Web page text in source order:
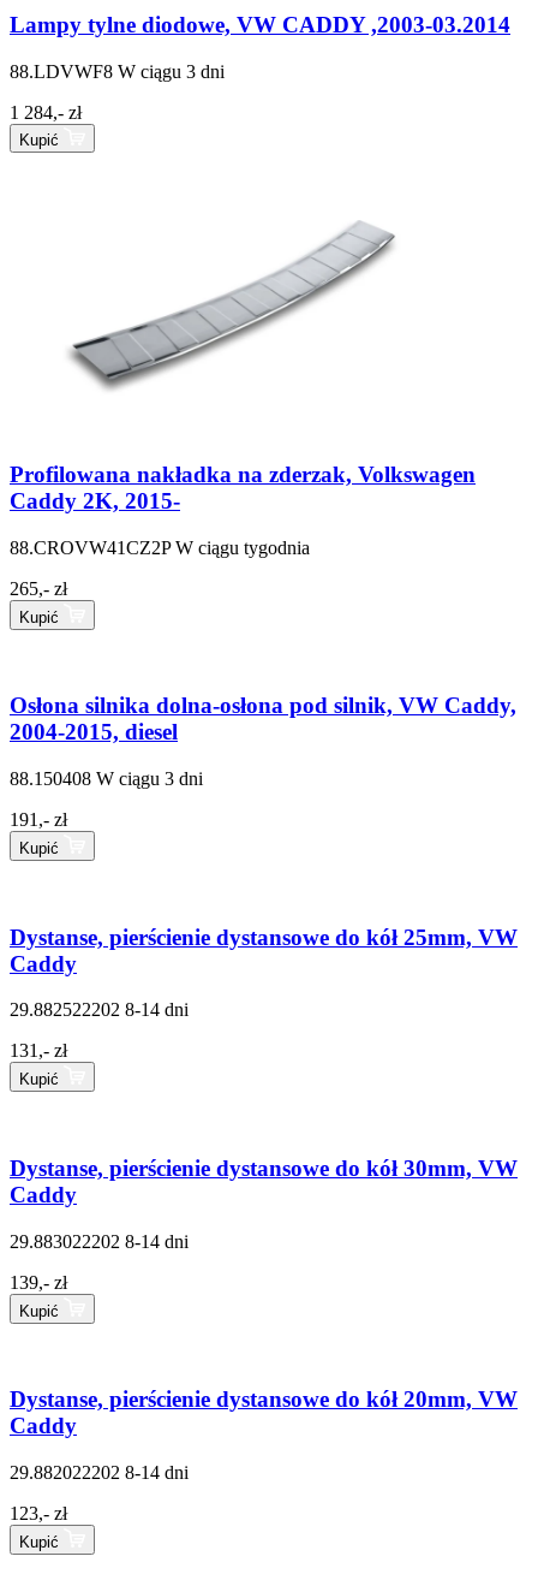
Lampy tylne diodowe, VW CADDY ,2003-03.2014
88.LDVWF8 W ciągu 3 dni
1 284,- zł
Kupić
Profilowana nakładka na zderzak, Volkswagen
Caddy 2K, 2015-
88.CROVW41CZ2P W ciągu tygodnia
265,- zł
Kupić
Osłona silnika dolna-osłona pod silnik, VW Caddy,
2004-2015, diesel
88.150408 W ciągu 3 dni
191,- zł
Kupić
Dystanse, pierścienie dystansowe do kół 25mm, VW
Caddy
29.882522202 8-14 dni
131,- zł
Kupić
Dystanse, pierścienie dystansowe do kół 30mm, VW
Caddy
29.883022202 8-14 dni
139,- zł
Kupić
Dystanse, pierścienie dystansowe do kół 20mm, VW
Caddy
29.882022202 8-14 dni
123,- zł
Kupić